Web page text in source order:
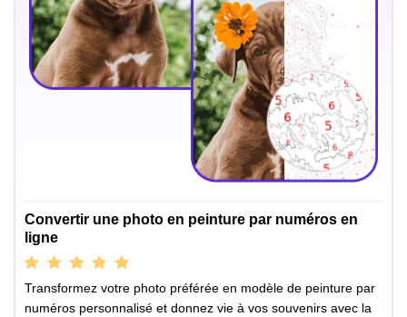
Convertir une photo en peinture par numéros en
ligne
Transformez votre photo préférée en modèle de peinture par
numéros personnalisé et donnez vie à vos souvenirs avec la